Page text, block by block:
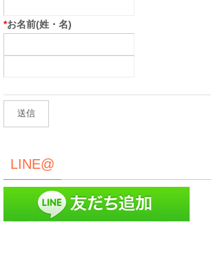
*お名前(姓・名)
LINE@